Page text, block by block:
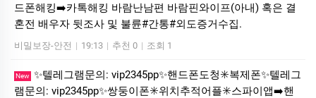
드폰해킹➡️카톡해킹 바람난남편 바람핀와이프(아내) 혹은 결
혼전 배우자 뒷조사 및 불륜#간통#외도증거수집.
비밀보장-안전 | 19:13 | 추천 0 | 조회 1
New ✨텔레그램문의: vip2345pp✨핸드폰도청✳️복제폰✨텔레그
램문의: vip2345pp✨쌍둥이폰✳️위치추적어플✳️스파이앱➡️핸